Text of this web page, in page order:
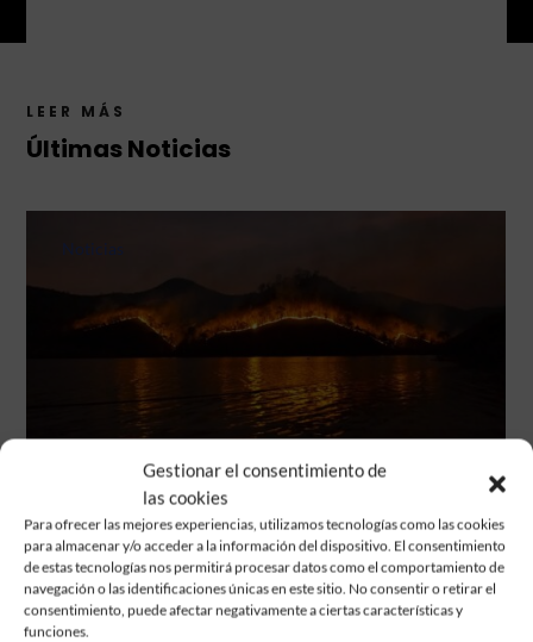
Gestionar el consentimiento de
las cookies
Para ofrecer las mejores experiencias, utilizamos tecnologías como las cookies
para almacenar y/o acceder a la información del dispositivo. El consentimiento
de estas tecnologías nos permitirá procesar datos como el comportamiento de
navegación o las identificaciones únicas en este sitio. No consentir o retirar el
consentimiento, puede afectar negativamente a ciertas características y
funciones.
LEER MÁS
Últimas Noticias
Noticias
El incendio
Actualización 7:00h. Noche de intenso trabajo para
avanzar hacia la estabilización del incendio. Las zonas
que presentan más dificultad dentro de nuestra región
son: Entorno del río Cofio. Urbanización El Encinar del